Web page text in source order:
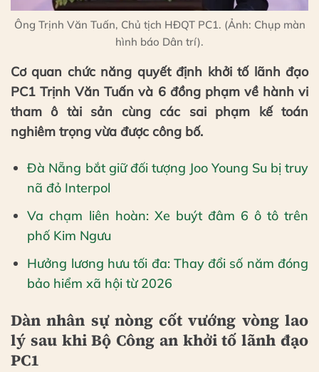
Ông Trịnh Văn Tuấn, Chủ tịch HĐQT PC1. (Ảnh: Chụp màn
hình báo Dân trí).
Cơ quan chức năng quyết định khởi tố lãnh đạo
PC1 Trịnh Văn Tuấn và 6 đồng phạm về hành vi
tham ô tài sản cùng các sai phạm kế toán
nghiêm trọng vừa được công bố.
Đà Nẵng bắt giữ đối tượng Joo Young Su bị truy
nã đỏ Interpol
Va chạm liên hoàn: Xe buýt đâm 6 ô tô trên
phố Kim Ngưu
Hưởng lương hưu tối đa: Thay đổi số năm đóng
bảo hiểm xã hội từ 2026
Dàn nhân sự nòng cốt vướng vòng lao
lý sau khi Bộ Công an khởi tố lãnh đạo
PC1